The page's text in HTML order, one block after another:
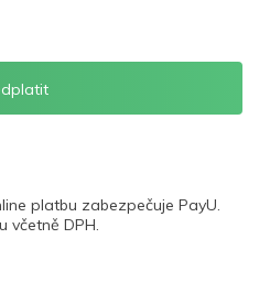
platbu zabezpečuje PayU.
včetně DPH.